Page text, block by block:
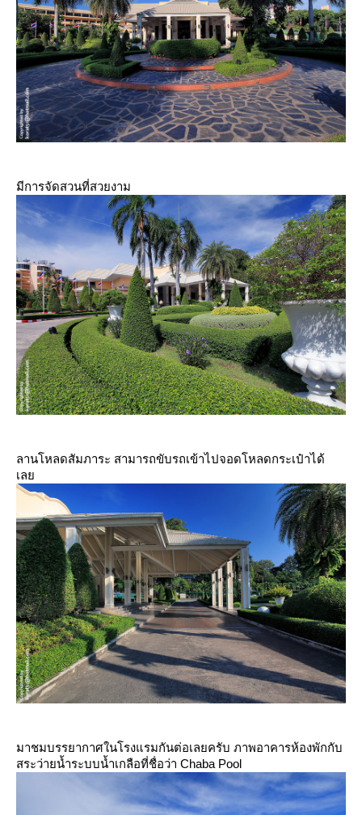
มีการจัดสวนที่สวยงาม
ลานโหลดสัมภาระ สามารถขับรถเข้าไปจอดโหลดกระเป๋าได้
เล
มาชมบรรยากาศในโรงแรมกันต่อเลยครับ ภาพอาคารห้องพักกับ
สระว่ายน้ำระบบน้ำเกลือที่ชื่อว่า Chaba Pool